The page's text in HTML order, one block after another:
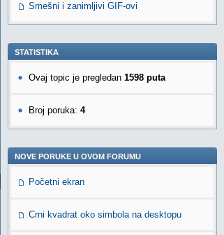
Smešni i zanimljivi GIF-ovi
STATISTIKA
Ovaj topic je pregledan 1598 puta
Broj poruka: 4
NOVE PORUKE U OVOM FORUMU
Početni ekran
Crni kvadrat oko simbola na desktopu